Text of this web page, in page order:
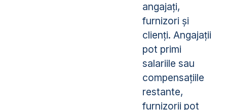
angajați,
furnizori și
clienți. Angajații
pot primi
salariile sau
compensațiile
restante,
furnizorii pot